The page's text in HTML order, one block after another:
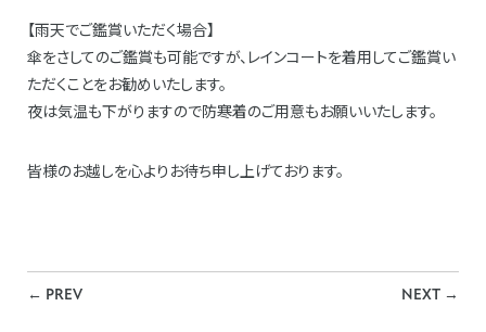
【雨天でご鑑賞いただく場合】
傘をさしてのご鑑賞も可能ですが、レインコートを着用してご鑑賞い
ただくことをお勧めいたします。
夜は気温も下がりますので防寒着のご用意もお願いいたします。
皆様のお越しを心よりお待ち申し上げております。
← PREV NEXT →